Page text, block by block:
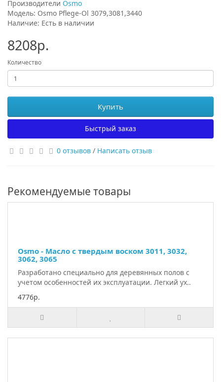
Производители Osmo
Модель: Osmo Pflege-Ol 3079,3081,3440
Наличие: Есть в наличии
8208р.
Количество
Купить
Быстрый заказ
0 отзывов / Написать отзыв
Рекомендуемые товары
Osmo - Масло с твердым воском 3011, 3032,
3062, 3065
Разработано специально для деревянных полов с
учетом особенностей их эксплуатации. Легкий ух..
4776р.